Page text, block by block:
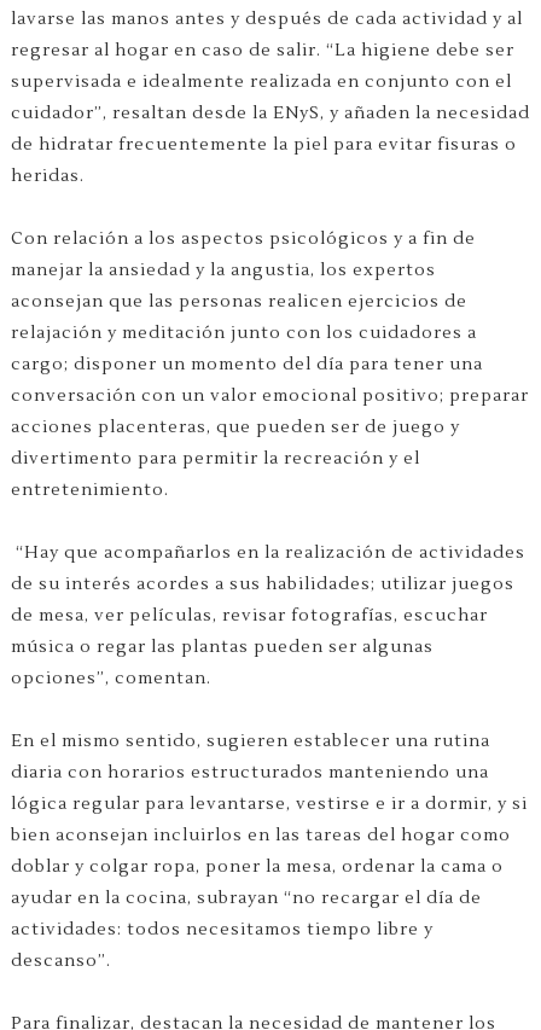
lavarse las manos antes y después de cada actividad y al
regresar al hogar en caso de salir. “La higiene debe ser
supervisada e idealmente realizada en conjunto con el
cuidador”, resaltan desde la ENyS, y añaden la necesidad
de hidratar frecuentemente la piel para evitar fisuras o
heridas.
Con relación a los aspectos psicológicos y a fin de
manejar la ansiedad y la angustia, los expertos
aconsejan que las personas realicen ejercicios de
relajación y meditación junto con los cuidadores a
cargo; disponer un momento del día para tener una
conversación con un valor emocional positivo; preparar
acciones placenteras, que pueden ser de juego y
divertimento para permitir la recreación y el
entretenimiento.
“Hay que acompañarlos en la realización de actividades
de su interés acordes a sus habilidades; utilizar juegos
de mesa, ver películas, revisar fotografías, escuchar
música o regar las plantas pueden ser algunas
opciones”, comentan.
En el mismo sentido, sugieren establecer una rutina
diaria con horarios estructurados manteniendo una
lógica regular para levantarse, vestirse e ir a dormir, y si
bien aconsejan incluirlos en las tareas del hogar como
doblar y colgar ropa, poner la mesa, ordenar la cama o
ayudar en la cocina, subrayan “no recargar el día de
actividades: todos necesitamos tiempo libre y
descanso”.
Para finalizar, destacan la necesidad de mantener los